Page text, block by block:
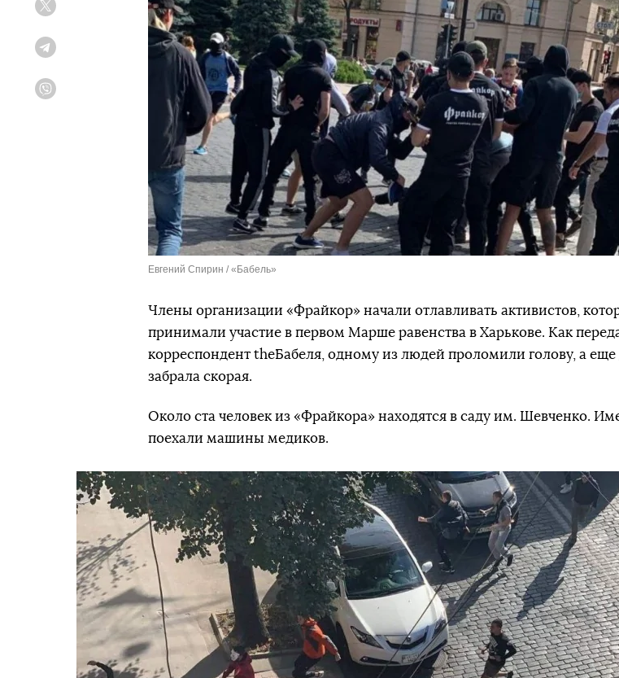
Евгений Спирин / «Бабель»
Члены организации «Фрайкор» начали отлавливать активистов,
принимали участие в первом Марше равенства в Харькове. Как
корреспондент theБабеля, одному из людей проломили голову, а еще
забрала скорая.
Около ста человек из «Фрайкора» находятся в саду им. Шевченко.
поехали машины медиков.